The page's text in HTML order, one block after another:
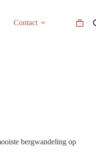
Contact
bergwandeling op